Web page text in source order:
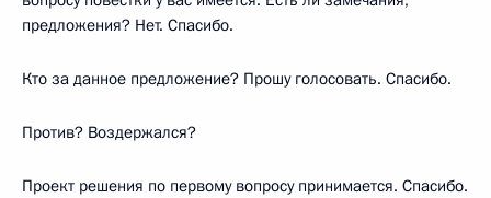
предложения? Нет. Спасибо.
Кто за данное предложение? Прошу голосовать. Спасибо.
Против? Воздержался?
Проект решения по первому вопросу принимается. Спасибо.